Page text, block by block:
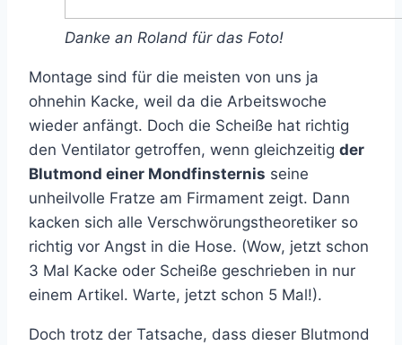
Danke an Roland für das Foto!
Montage sind für die meisten von uns ja
ohnehin Kacke, weil da die Arbeitswoche
wieder anfängt. Doch die Scheiße hat richtig
den Ventilator getroffen, wenn gleichzeitig der
Blutmond einer Mondfinsternis seine
unheilvolle Fratze am Firmament zeigt. Dann
kacken sich alle Verschwörungstheoretiker so
richtig vor Angst in die Hose. (Wow, jetzt schon
3 Mal Kacke oder Scheiße geschrieben in nur
einem Artikel. Warte, jetzt schon 5 Mal!).
Doch trotz der Tatsache, dass dieser Blutmond